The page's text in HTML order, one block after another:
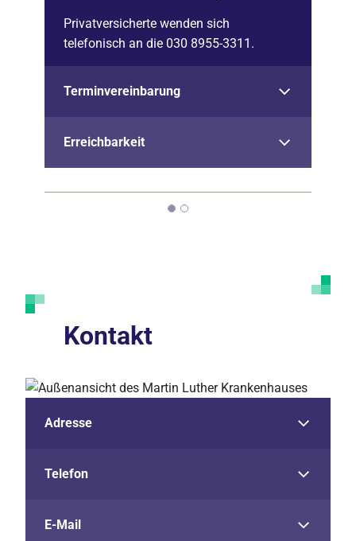
Privatversicherte wenden sich
telefonisch an die 030 8955-3311 .
Terminvereinbarung
Erreichbarkeit
Kontakt
Adresse
Telefon
E-Mail